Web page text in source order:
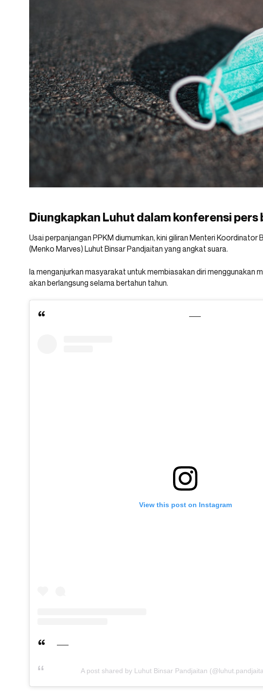
Diungkapkan Luhut dalam konferensi pers
Usai perpanjangan PPKM diumumkan, kini giliran Menteri Koordinator
(Menko Marves) Luhut Binsar Pandjaitan yang angkat suara.
Ia menganjurkan masyarakat untuk membiasakan diri menggunakan
akan berlangsung selama bertahun tahun.
View this post on Instagram
A post shared by Luhut Binsar Pandjaitan